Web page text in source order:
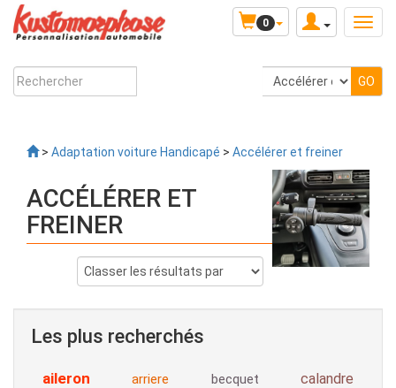
0
> Adaptation voiture Handicapé > Accélérer et freiner
ACCÉLÉRER ET
FREINER
Les plus recherchés
aileron arriere becquet calandre